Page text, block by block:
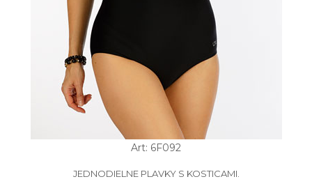
Art: 6F092
JEDNODIELNE PLAVKY S KOSTICAMI.